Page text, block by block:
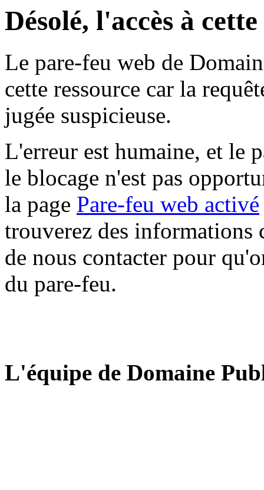
Désolé, l'accès à
Le pare-feu web de
cette ressource car la
jugée suspicieuse.
L'erreur est humaine, et le
le blocage n'est pas
la page Pare-feu web activé
trouverez des informations
de nous contacter pour
du pare-feu.
L'équipe de Domaine